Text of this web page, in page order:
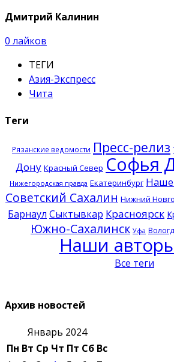
Дмитрий Калинин
0 лайков
ТЕГИ
Азия-Экспресс
Чита
Теги
Рязанские ведомости Пресс-релиз
Дону Красный Север Софья
Нижегородская правда Екатеринбург
Советский Сахалин Нижний
Барнаул Сыктывкар Красноярск
Южно-Сахалинск Уфа
Наши
Все теги
Архив новостей
Январь 2024
Пн Вт Ср Чт Пт Сб Вс